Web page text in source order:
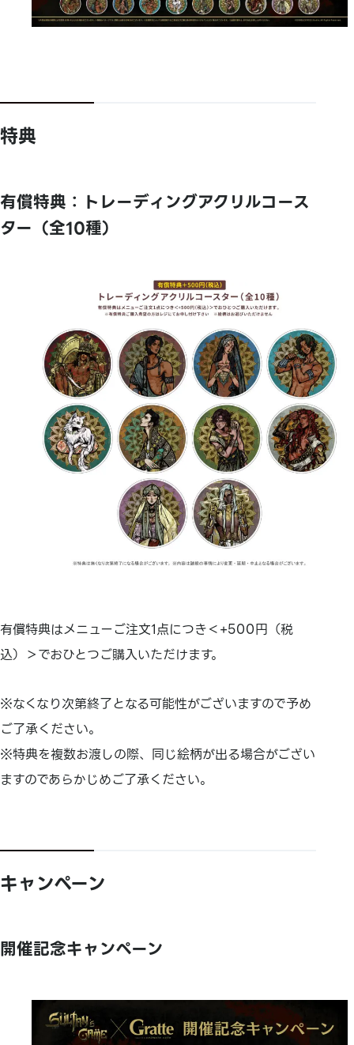
特典
有償特典：トレーディングアクリルコース
ター（全10種）
有償特典はメニューご注文1点につき＜+500円（税
込）＞でおひとつご購入いただけます。
※なくなり次第終了となる可能性がございますので予め
ご了承ください。
※特典を複数お渡しの際、同じ絵柄が出る場合がござい
ますのであらかじめご了承ください。
キャンペーン
開催記念キャンペーン